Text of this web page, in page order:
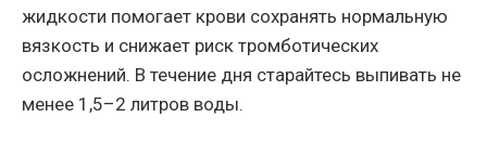
жидкости помогает крови сохранять нормальную
вязкость и снижает риск тромботических
осложнений. В течение дня старайтесь выпивать не
менее 1,5–2 литров воды.